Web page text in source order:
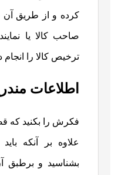
کرده و از طریق آن
صاحب کالا یا
ترخیص کالا را انجام
اطلاعات
فکرش را بکنید که
علاوه‌ بر آنکه
بشناسید و برطبق